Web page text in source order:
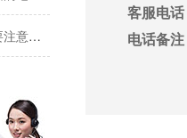
客服电
电话备
机房建设-机房工程--华思特一站式智能机房建设工程服务商